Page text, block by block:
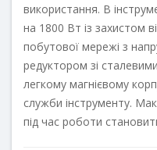
використання. В
на 1800 Вт із захистом
побутової мережі з
редуктором зі
легкому магнієвому
служби інструменту.
під час роботи